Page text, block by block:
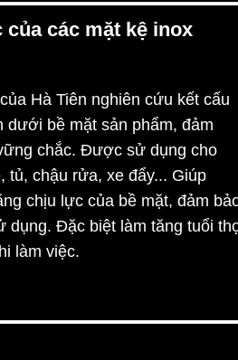
của các mặt kệ inox
Hà Tiên nghiên cứu kết cấu
dưới bề mặt sản phẩm, đảm
chắc. Được sử dụng cho
tủ, chậu rửa, xe đẩy... Giúp
chịu lực của bề mặt, đảm
dụng. Đặc biệt làm tăng tuổi
làm việc.